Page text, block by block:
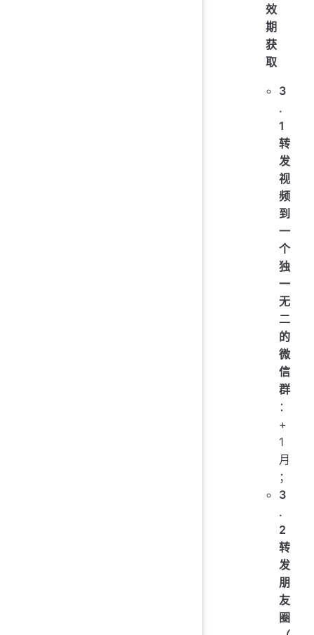
效
期
获
取
3
.
1
转
发
视
频
到
一
个
独
一
无
二
的
微
信
群
：
+
1
月
；
3
.
2
转
发
朋
友
圈